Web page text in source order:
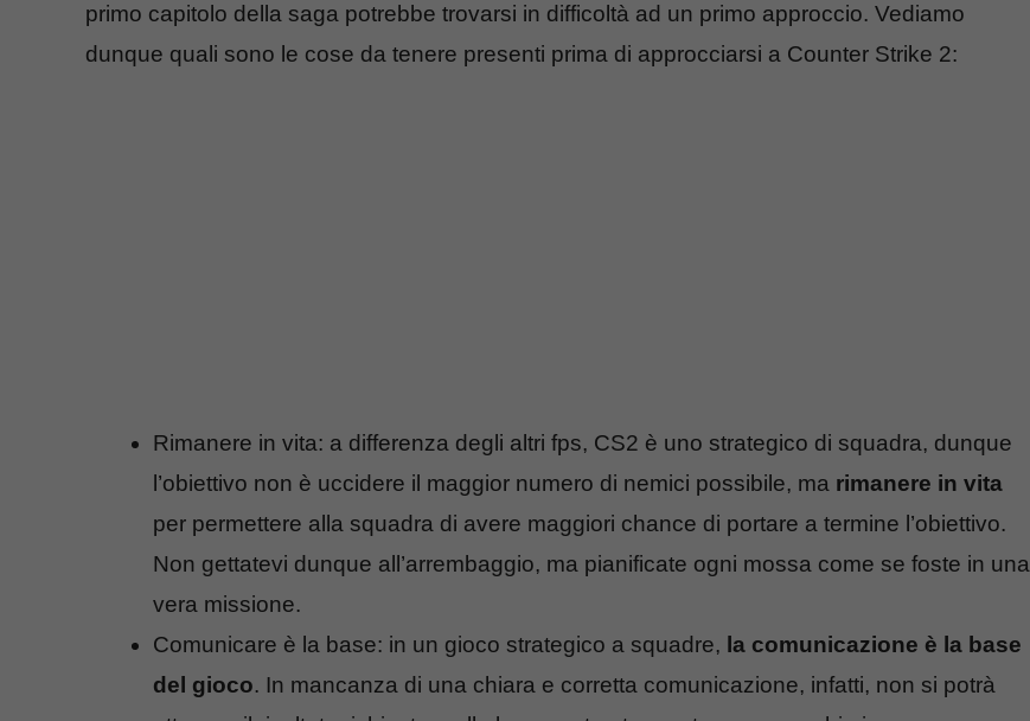
primo capitolo della saga potrebbe trovarsi in difficoltà ad un primo approccio. Vediamo
dunque quali sono le cose da tenere presenti prima di approcciarsi a Counter Strike 2:
Rimanere in vita: a differenza degli altri fps, CS2 è uno strategico di squadra, dunque
l’obiettivo non è uccidere il maggior numero di nemici possibile, ma rimanere in vita
per permettere alla squadra di avere maggiori chance di portare a termine l’obiettivo.
Non gettatevi dunque all’arrembaggio, ma pianificate ogni mossa come se foste in una
vera missione.
Comunicare è la base: in un gioco strategico a squadre, la comunicazione è la base
del gioco. In mancanza di una chiara e corretta comunicazione, infatti, non si potrà